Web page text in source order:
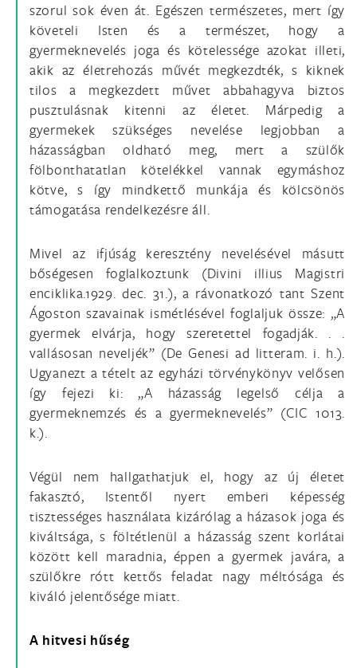
szorul sok éven át. Egészen természetes, mert így
követeli Isten és a természet, hogy a
gyermeknevelés joga és kötelessége azokat illeti,
akik az életrehozás művét megkezdték, s kiknek
tilos a megkezdett művet abbahagyva biztos
pusztulásnak kitenni az életet. Márpedig a
gyermekek szükséges nevelése legjobban a
házasságban oldható meg, mert a szülők
fölbonthatatlan kötelékkel vannak egymáshoz
kötve, s így mindkettő munkája és kölcsönös
támogatása rendelkezésre áll.
Mivel az ifjúság keresztény nevelésével másutt
bőségesen foglalkoztunk (Divini illius Magistri
enciklika.1929. dec. 31.), a rávonatkozó tant Szent
Ágoston szavainak ismétlésével foglaljuk össze: „A
gyermek elvárja, hogy szeretettel fogadják. . .
vallásosan neveljék” (De Genesi ad litteram. i. h.).
Ugyanezt a tételt az egyházi törvénykönyv velősen
így fejezi ki: „A házasság legelső célja a
gyermeknemzés és a gyermeknevelés” (CIC 1013.
k.).
Végül nem hallgathatjuk el, hogy az új életet
fakasztó, Istentől nyert emberi képesség
tisztességes használata kizárólag a házasok joga és
kiváltsága, s föltétlenül a házasság szent korlátai
között kell maradnia, éppen a gyermek javára, a
szülőkre rótt kettős feladat nagy méltósága és
kiváló jelentősége miatt.
A hitvesi hűség